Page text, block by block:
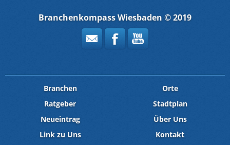
Branchenkompass Wiesbaden © 2019
Branchen
Orte
Ratgeber
Stadtplan
Neueintrag
Über Uns
Link zu Uns
Kontakt